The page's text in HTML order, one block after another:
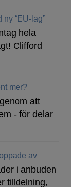
“EU-lag”
hela
Clifford
mer?
att
- för delar
av
i anbuden
tilldelning,